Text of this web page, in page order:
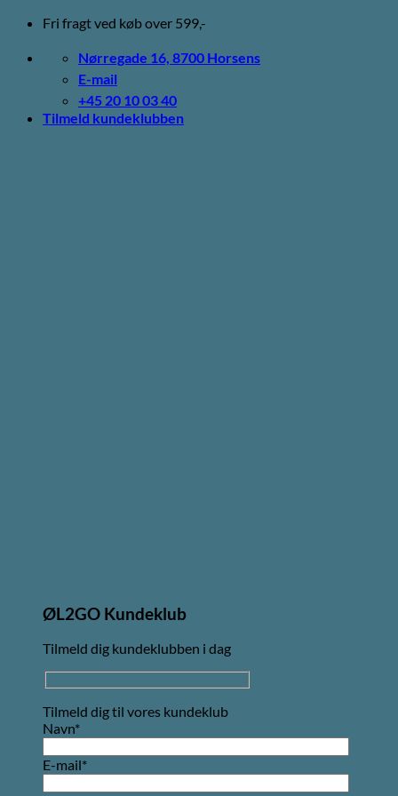
Fortsæt
indhold
Fri fragt ved køb over 599,-
Nørregade 16, 8700 Horsens
E-mail
+45 20 10 03 40
Tilmeld kundeklubben
ØL2GO Kundeklub
Tilmeld dig kundeklubben i dag
Tilmeld dig til vores kundeklub
Navn*
E-mail*